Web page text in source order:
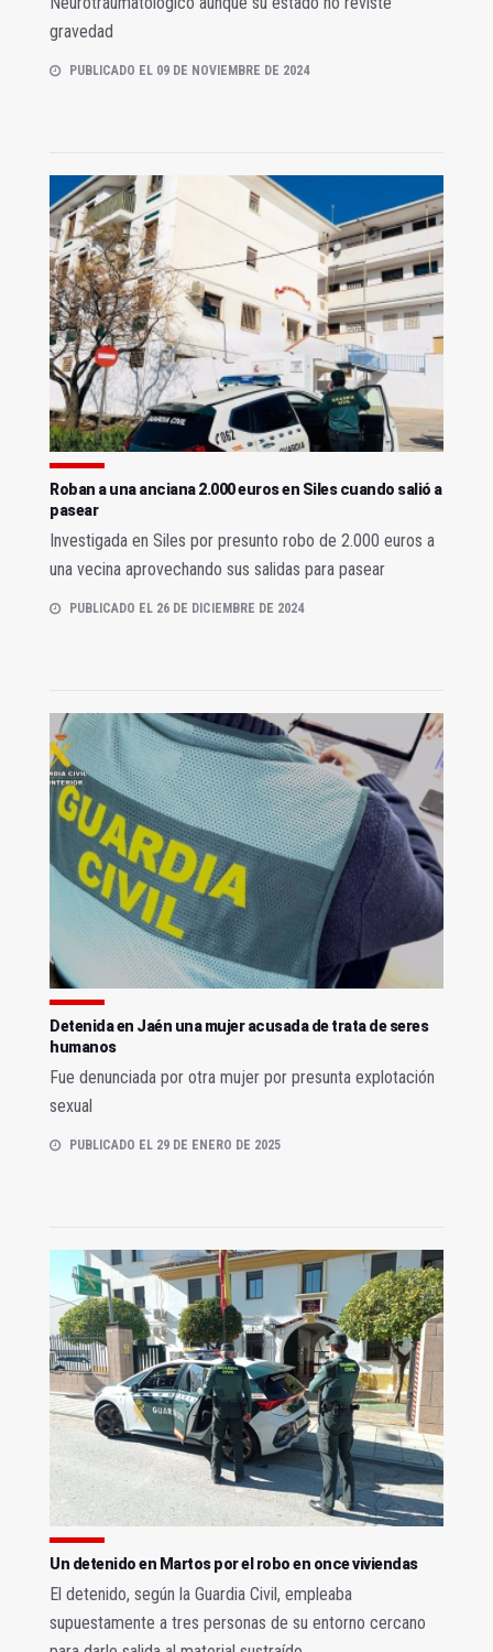
gravedad
PUBLICADO EL 09 DE NOVIEMBRE DE 2024
Roban a una anciana 2.000 euros en Siles cuando salió a
pasear
Investigada en Siles por presunto robo de 2.000 euros a
una vecina aprovechando sus salidas para pasear
PUBLICADO EL 26 DE DICIEMBRE DE 2024
Detenida en Jaén una mujer acusada de trata de seres
humanos
Fue denunciada por otra mujer por presunta explotación
sexual
PUBLICADO EL 29 DE ENERO DE 2025
Un detenido en Martos por el robo en once viviendas
El detenido, según la Guardia Civil, empleaba
supuestamente a tres personas de su entorno cercano